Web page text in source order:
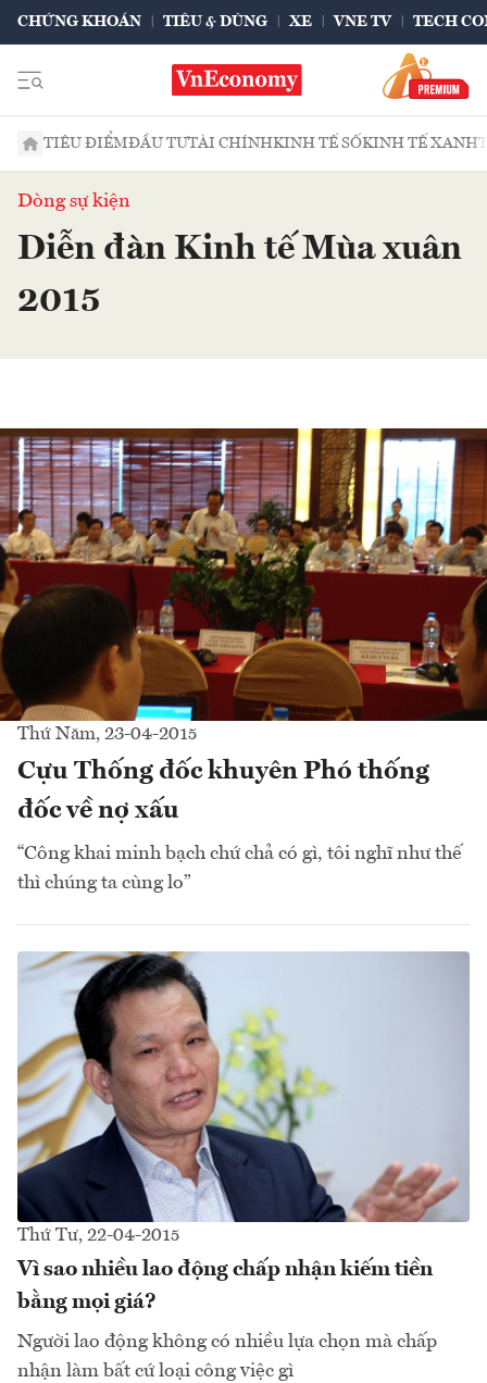
CHỨNG KHOÁN TIÊU & DÙNG XE VNE TV TECH
TIÊU ĐIỂMĐẦU TƯTÀI CHÍNHKINH TẾ SỐKINH TẾ XANH
Dòng sự kiện
Diễn đàn Kinh tế Mùa xuân
2015
Thứ Năm, 23-04-2015
Cựu Thống đốc khuyên Phó thống
đốc về nợ xấu
“Công khai minh bạch chứ chả có gì, tôi nghĩ như thế
thì chúng ta cùng lo”
Thứ Tư, 22-04-2015
Vì sao nhiều lao động chấp nhận kiếm tiền
bằng mọi giá?
Người lao động không có nhiều lựa chọn mà chấp
nhận làm bất cứ loại công việc gì